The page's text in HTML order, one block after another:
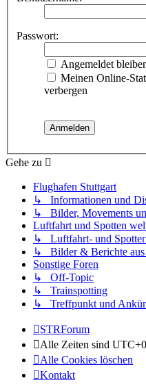
Passwort:
Angemeldet
Meinen Online-
verbergen
Gehe zu
Flughafen Stuttgart
↳ Informationen und
↳ Bilder, Movements
Luftfahrt und Spotten
↳ Luftfahrt- und
↳ Bilder & Berichte aus
Sonstige Foren
↳ Off-Topic
↳ Trainspotting
↳ Treffpunkt und
STRForum
Alle Zeiten sind
Alle Cookies löschen
Kontakt